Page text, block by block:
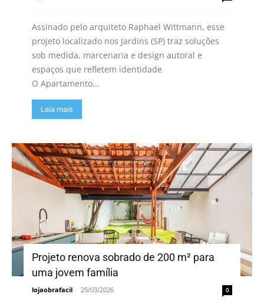
Assinado pelo arquiteto Raphael Wittmann, esse
projeto localizado nos Jardins (SP) traz soluções
sob medida, marcenaria e design autoral e
espaços que refletem identidade
O Apartamento...
Leia mais
Projeto renova sobrado de 200 m² para
uma jovem família
lojaobrafacil - 25/03/2026 0